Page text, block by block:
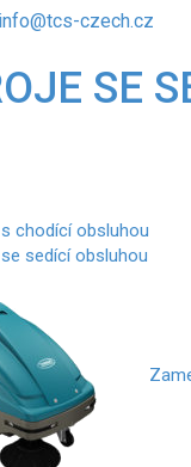
info@tcs-czech.cz
chodící obsluhou
sedící obsluhou